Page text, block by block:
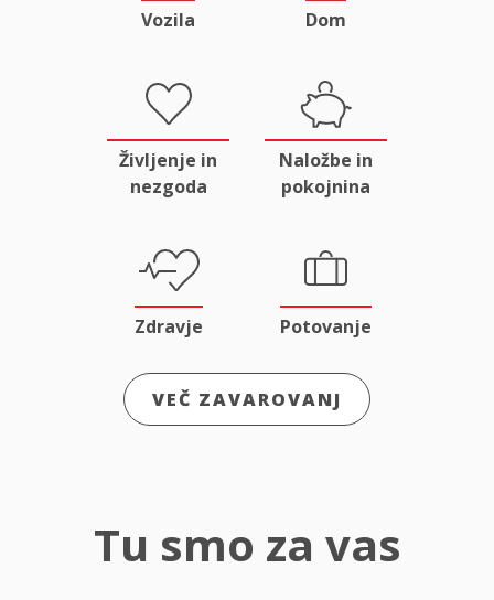
Vozila Dom
Življenje in
nezgoda
Naložbe in
pokojnina
Zdravje Potovanje
VEČ ZAVAROVANJ
Tu smo za vas